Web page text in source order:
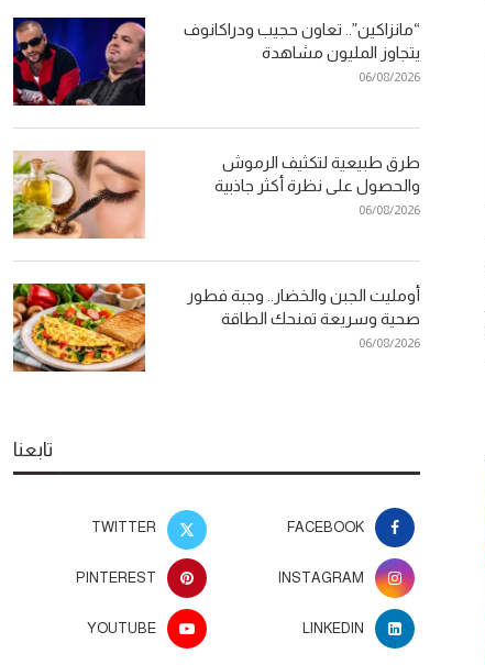
“مانزاكين”.. تعاون حجيب ودراكانوف
يتجاوز المليون مشاهدة
06/08/2026
طرق طبيعية لتكثيف الرموش
والحصول على نظرة أكثر جاذبية
06/08/2026
أومليت الجبن والخضار.. وجبة فطور
صحية وسريعة تمنحك الطاقة
06/08/2026
تابعنا
FACEBOOK
TWITTER
INSTAGRAM
PINTEREST
LINKEDIN
YOUTUBE